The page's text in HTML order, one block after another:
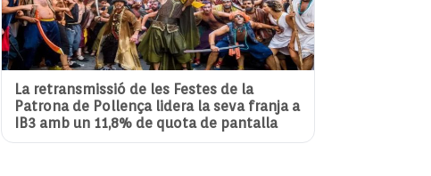
La retransmissió de les Festes de la
Patrona de Pollença lidera la seva franja a
IB3 amb un 11,8% de quota de pantalla